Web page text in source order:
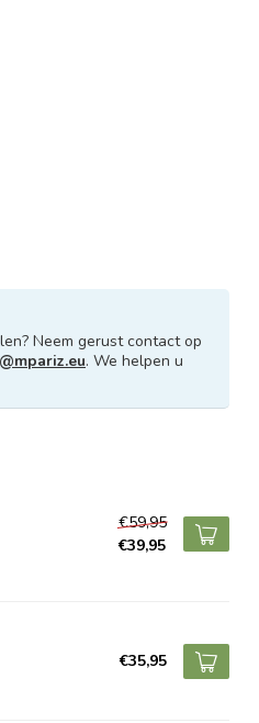
Neem gerust contact op
. We helpen u
€59,95
€39,95
€35,95